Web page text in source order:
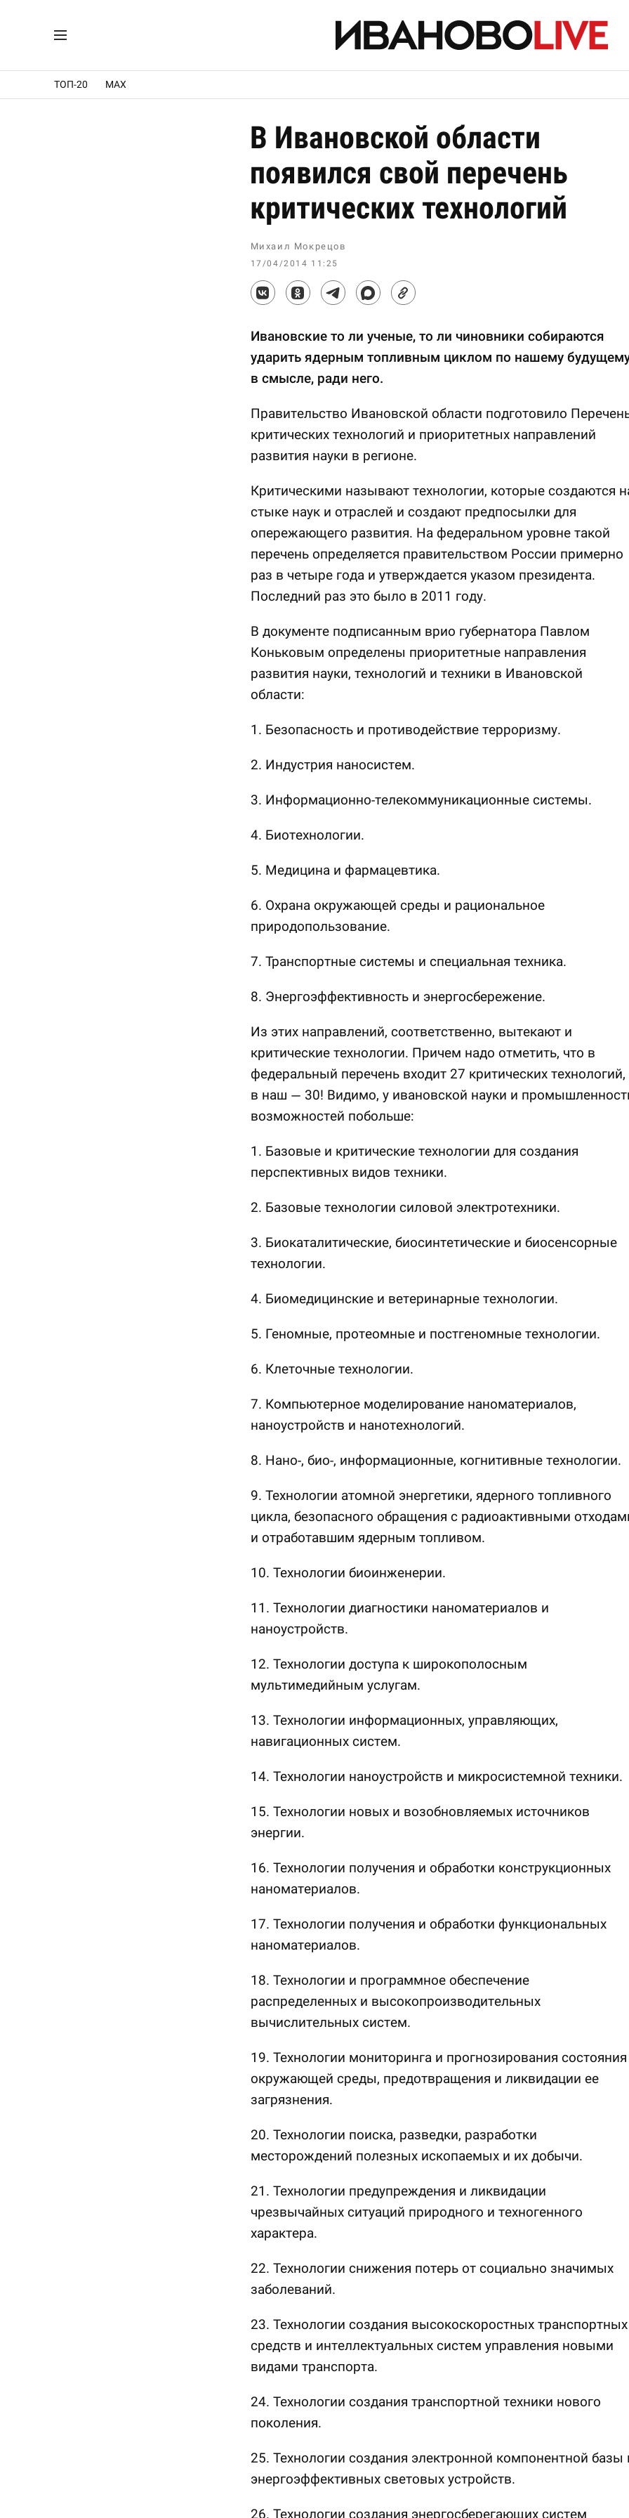
ТОП-20 MAX
В Ивановской области
появился свой перечень
критических технологий
Михаил Мокрецов
17/04/2014 11:25
Ивановские то ли ученые, то ли чиновники собираются
ударить ядерным топливным циклом по нашему
в смысле, ради него.
Правительство Ивановской области подготовило
критических технологий и приоритетных направлений
развития науки в регионе.
Критическими называют технологии, которые создаются
стыке наук и отраслей и создают предпосылки для
опережающего развития. На федеральном уровне такой
перечень определяется правительством России примерно
раз в четыре года и утверждается указом президента.
Последний раз это было в 2011 году.
В документе подписанным врио губернатора Павлом
Коньковым определены приоритетные направления
развития науки, технологий и техники в Ивановской
области:
1. Безопасность и противодействие терроризму.
2. Индустрия наносистем.
3. Информационно-телекоммуникационные системы.
4. Биотехнологии.
5. Медицина и фармацевтика.
6. Охрана окружающей среды и рациональное
природопользование.
7. Транспортные системы и специальная техника.
8. Энергоэффективность и энергосбережение.
Из этих направлений, соответственно, вытекают и
критические технологии. Причем надо отметить, что в
федеральный перечень входит 27 критических технологий,
в наш — 30! Видимо, у ивановской науки и
возможностей побольше:
1. Базовые и критические технологии для создания
перспективных видов техники.
2. Базовые технологии силовой электротехники.
3. Биокаталитические, биосинтетические и биосенсорные
технологии.
4. Биомедицинские и ветеринарные технологии.
5. Геномные, протеомные и постгеномные технологии.
6. Клеточные технологии.
7. Компьютерное моделирование наноматериалов,
наноустройств и нанотехнологий.
8. Нано-, био-, информационные, когнитивные технологии.
9. Технологии атомной энергетики, ядерного топливного
цикла, безопасного обращения с радиоактивными
и отработавшим ядерным топливом.
10. Технологии биоинженерии.
11. Технологии диагностики наноматериалов и
наноустройств.
12. Технологии доступа к широкополосным
мультимедийным услугам.
13. Технологии информационных, управляющих,
навигационных систем.
14. Технологии наноустройств и микросистемной техники.
15. Технологии новых и возобновляемых источников
энергии.
16. Технологии получения и обработки конструкционных
наноматериалов.
17. Технологии получения и обработки функциональных
наноматериалов.
18. Технологии и программное обеспечение
распределенных и высокопроизводительных
вычислительных систем.
19. Технологии мониторинга и прогнозирования состояния
окружающей среды, предотвращения и ликвидации ее
загрязнения.
20. Технологии поиска, разведки, разработки
месторождений полезных ископаемых и их добычи.
21. Технологии предупреждения и ликвидации
чрезвычайных ситуаций природного и техногенного
характера.
22. Технологии снижения потерь от социально значимых
заболеваний.
23. Технологии создания высокоскоростных транспортных
средств и интеллектуальных систем управления новыми
видами транспорта.
24. Технологии создания транспортной техники нового
поколения.
25. Технологии создания электронной компонентной базы
энергоэффективных световых устройств.
26. Технологии создания энергосберегающих систем